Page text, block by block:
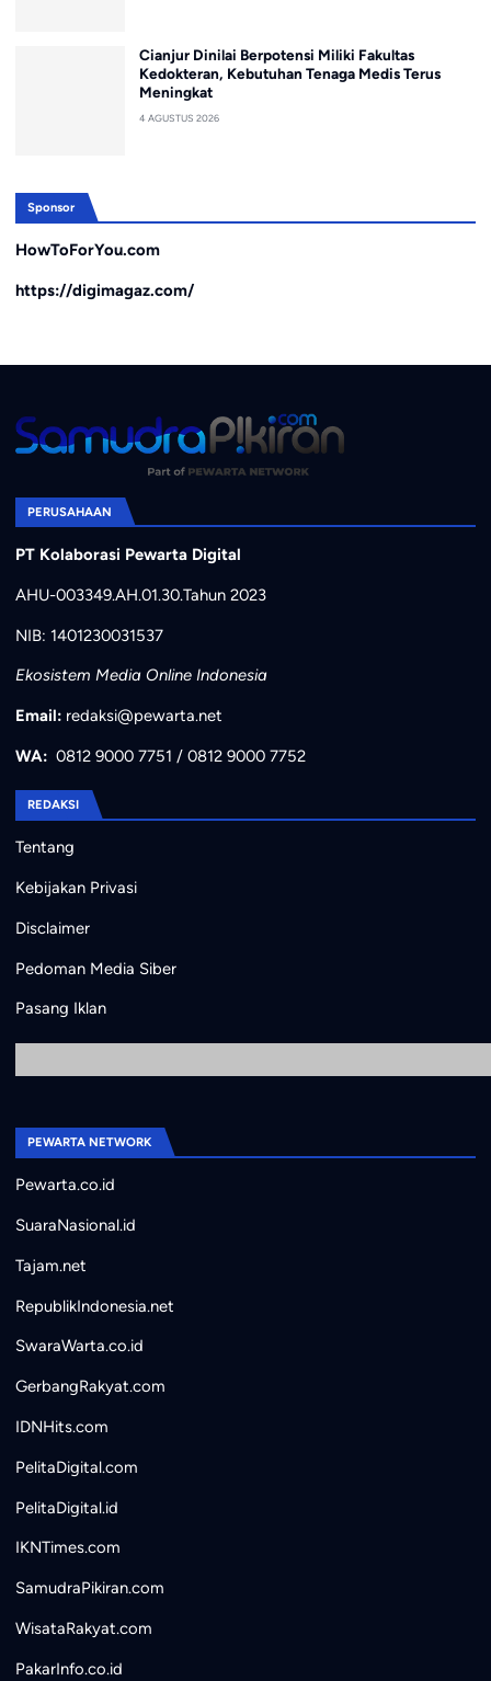
Cianjur Dinilai Berpotensi Miliki Fakultas
Kedokteran, Kebutuhan Tenaga Medis Terus
Meningkat
4 AGUSTUS 2026
Sponsor
HowToForYou.com
https://digimagaz.com/
PERUSAHAAN
PT Kolaborasi Pewarta Digital
AHU-003349.AH.01.30.Tahun 2023
NIB: 1401230031537
Ekosistem Media Online Indonesia
Email: redaksi@pewarta.net
WA: 0812 9000 7751 / 0812 9000 7752
REDAKSI
Tentang
Kebijakan Privasi
Disclaimer
Pedoman Media Siber
Pasang Iklan
PEWARTA NETWORK
Pewarta.co.id
SuaraNasional.id
Tajam.net
RepublikIndonesia.net
SwaraWarta.co.id
GerbangRakyat.com
IDNHits.com
PelitaDigital.com
PelitaDigital.id
IKNTimes.com
SamudraPikiran.com
WisataRakyat.com
PakarInfo.co.id